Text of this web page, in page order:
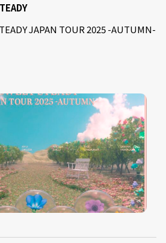
JAPAN TOUR 2025 -AUTUMN-